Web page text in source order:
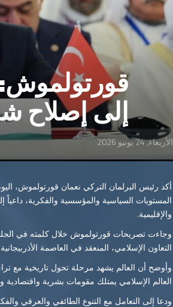
قورتولموش:
إلى إصلاح
الأربعاء, 24 يونيو 2026
أكد رئيس البرلمان التركي نعمان قورتولموش،
المستويات السياسية والمؤسسية والفكرية، داعياً
والإقليمية.
وجاءت تصريحات قورتولموش خلال كلمته في
التعاون الإسلامي، المنعقد في العاصمة
وأوضح أن العالم يشهد مرحلة تحول تاريخية مع
العالم الإسلامي يمتلك مقومات بشرية واقتصادية
ودعا إلى التعامل مع التنوع الطائفي والعرقي